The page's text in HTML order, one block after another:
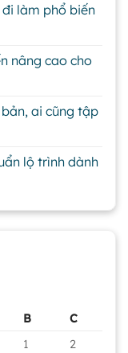
đi làm phổ biến
nâng cao cho
ai cũng tập
lộ trình dành
B
C
1
2